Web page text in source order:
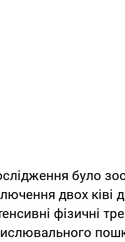
було
двох ківі
фізичні